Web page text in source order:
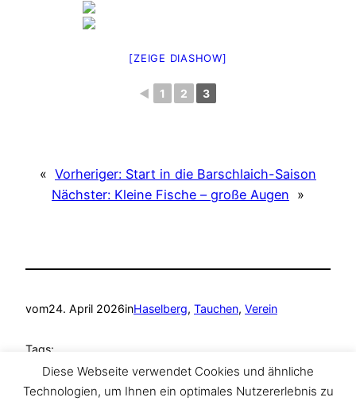
[ZEIGE DIASHOW]
◄ 1 2 3
« Vorheriger: Start in die Barschlaich-Saison
Nächster: Kleine Fische – große Augen »
vom24. April 2026inHaselberg, Tauchen, Verein
Tags:
Ammelshain, Haselberg , Tauchen, TAZA Tauchclub
Diese Webseite verwendet Cookies und ähnliche
Technologien, um Ihnen ein optimales Nutzererlebnis zu